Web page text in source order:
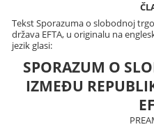
Tekst Sporazuma o slobodnoj
država EFTA, u originalu na
jezik glasi:
SPORAZUM O
IZMEĐU